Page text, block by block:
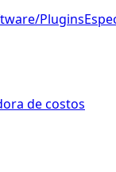
Plugins
de costos